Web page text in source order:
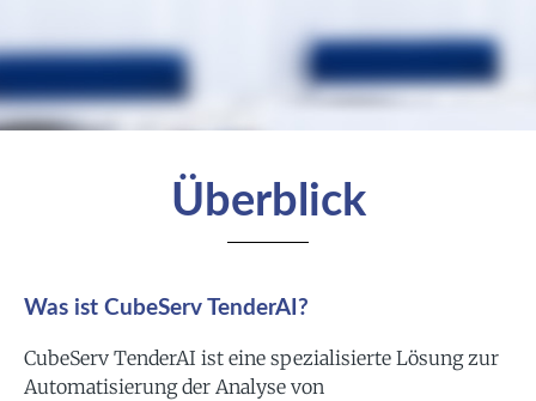
Überblick
Was ist CubeServ TenderAI?
CubeServ TenderAI ist eine spezialisierte Lösung zur
Automatisierung der Analyse von